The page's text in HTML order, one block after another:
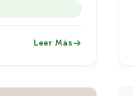
resina,
Leer Más